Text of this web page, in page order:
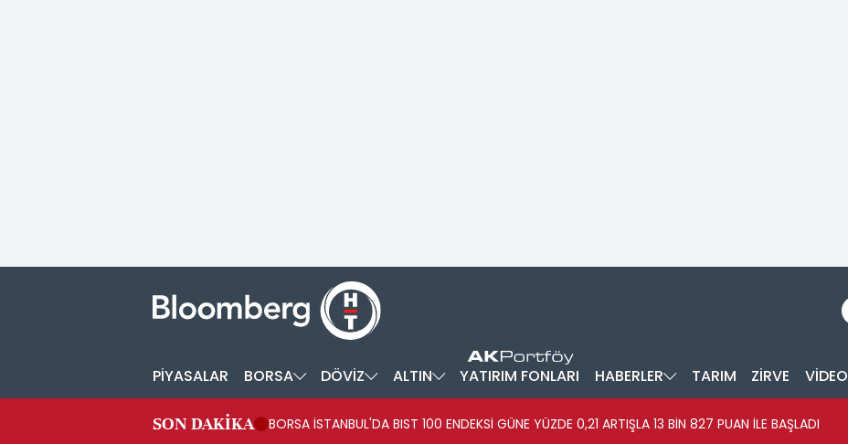
PİYASALAR BORSA DÖVİZ ALTIN YATIRIM FONLARI HABERLER TARIM ZİRVE VİDEO
SON DAKİKA BORSA İSTANBUL'DA BIST 100 ENDEKSİ GÜNE YÜZDE 0,21 ARTIŞLA 13 BİN 827 PUAN İLE BAŞLADI